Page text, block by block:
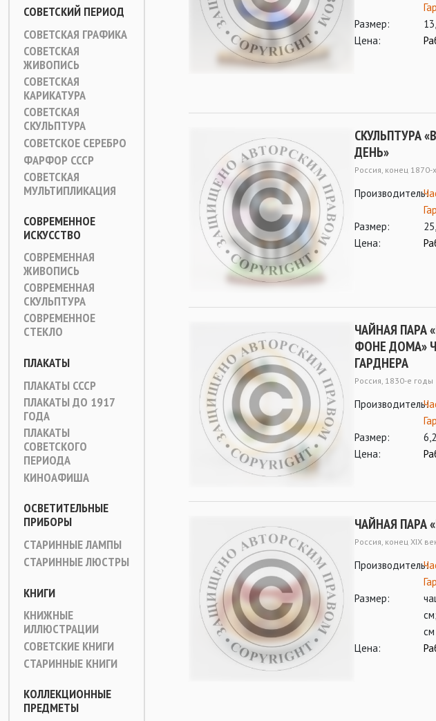
СОВЕТСКИЙ ПЕРИОД
СОВЕТСКАЯ ГРАФИКА
СОВЕТСКАЯ
ЖИВОПИСЬ
СОВЕТСКАЯ
КАРИКАТУРА
СОВЕТСКАЯ
СКУЛЬПТУРА
СОВЕТСКОЕ СЕРЕБРО
ФАРФОР СССР
СОВЕТСКАЯ
МУЛЬТИПЛИКАЦИЯ
СОВРЕМЕННОЕ
ИСКУССТВО
СОВРЕМЕННАЯ
ЖИВОПИСЬ
СОВРЕМЕННАЯ
СКУЛЬПТУРА
СОВРЕМЕННОЕ
СТЕКЛО
ПЛАКАТЫ
ПЛАКАТЫ СССР
ПЛАКАТЫ ДО 1917
ГОДА
ПЛАКАТЫ
СОВЕТСКОГО
ПЕРИОДА
КИНОАФИША
ОСВЕТИТЕЛЬНЫЕ
ПРИБОРЫ
СТАРИННЫЕ ЛАМПЫ
СТАРИННЫЕ ЛЮСТРЫ
КНИГИ
КНИЖНЫЕ
ИЛЛЮСТРАЦИИ
СОВЕТСКИЕ КНИГИ
СТАРИННЫЕ КНИГИ
КОЛЛЕКЦИОННЫЕ
ПРЕДМЕТЫ
Размер:
Цена:
СКУЛЬПТУРА
ДЕНЬ»
Россия, конец 1870-
Производитель:
Размер:
Цена:
ЧАЙНАЯ ПАРА
ФОНЕ ДОМА»
ГАРДНЕРА
Россия, 1830-е годы
Производитель:
Размер:
Цена:
ЧАЙНАЯ ПАРА
Россия, конец ХIХ
Производитель:
Размер:
см
Цена: